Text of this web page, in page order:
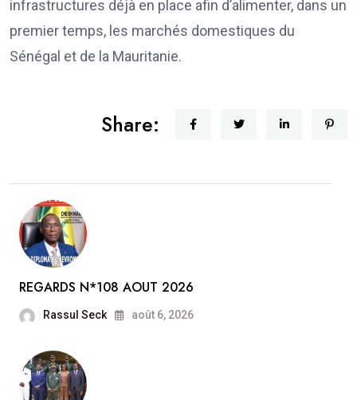
infrastructures déjà en place afin d’alimenter, dans un
premier temps, les marchés domestiques du
Sénégal et de la Mauritanie.
Share:
REGARDS N*108 AOUT 2026
Rassul Seck août 6, 2026